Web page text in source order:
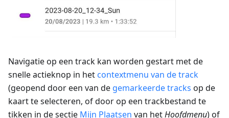
Navigatie op een track kan worden gestart met de
snelle actieknop in het contextmenu van de track
(geopend door een van de gemarkeerde tracks op de
kaart te selecteren, of door op een trackbestand te
tikken in de sectie Mijn Plaatsen van hetHoofdmenu) of